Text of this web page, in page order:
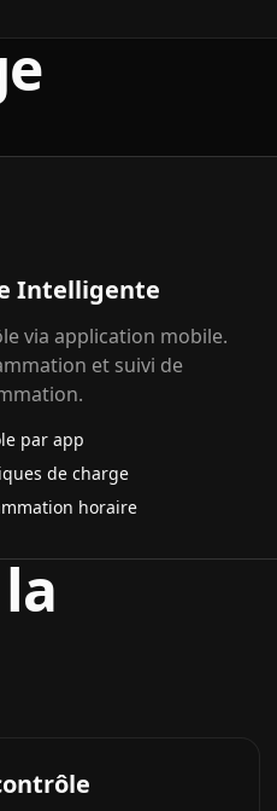
Intelligente
via application mobile.
et suivi de
par app
de charge
horaire